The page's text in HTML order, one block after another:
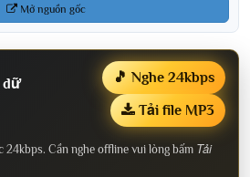
Mở nguồn gốc
dữ
🎵 Nghe 24kbps
Tải file MP3
24kbps. Cần nghe offline vui lòng bấm Tải